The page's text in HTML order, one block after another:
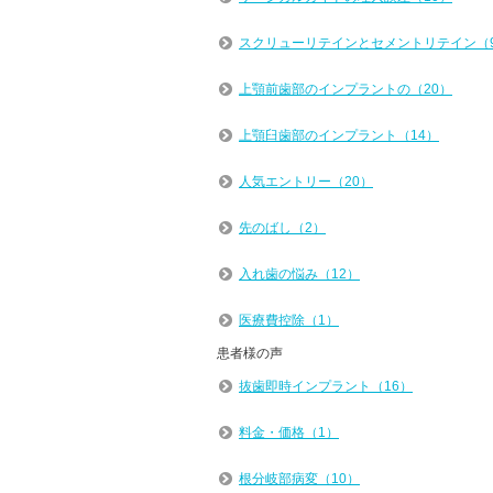
スクリューリテインとセメントリテイン（
上顎前歯部のインプラントの（20）
上顎臼歯部のインプラント（14）
人気エントリー（20）
先のばし（2）
入れ歯の悩み（12）
医療費控除（1）
患者様の声
抜歯即時インプラント（16）
料金・価格（1）
根分岐部病変（10）